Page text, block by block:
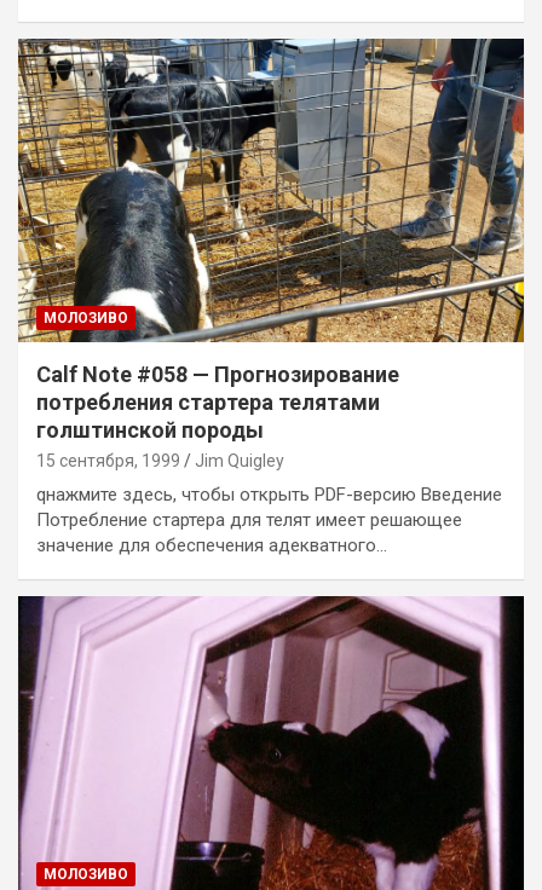
MОЛОЗИВО
Calf Note #058 — Прогнозирование
потребления стартера телятами
голштинской породы
15 сентября, 1999 Jim Quigley
qнажмите здесь, чтобы открыть PDF-версию Введение
Потребление стартера для телят имеет решающее
значение для обеспечения адекватного…
MОЛОЗИВО